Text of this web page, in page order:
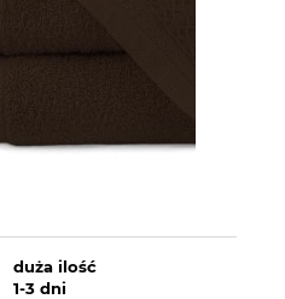
duża ilość
1-3 dni